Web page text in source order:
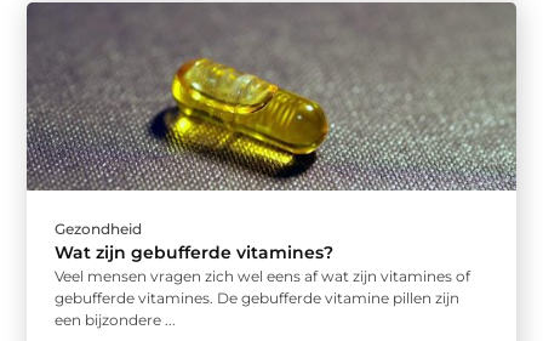
Gezondheid
Wat zijn gebufferde vitamines?
Veel mensen vragen zich wel eens af wat zijn vitamines of
gebufferde vitamines. De gebufferde vitamine pillen zijn
een bijzondere ...